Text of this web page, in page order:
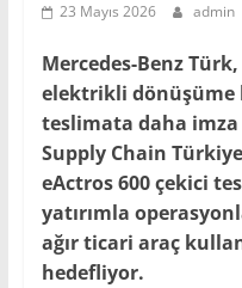
23 Mayıs 2026 admin
Mercedes-Benz
elektrikli dönüşüme
teslimata daha imza
Supply Chain
eActros 600 çekici
yatırımla
ağır ticari araç
hedefliyor.